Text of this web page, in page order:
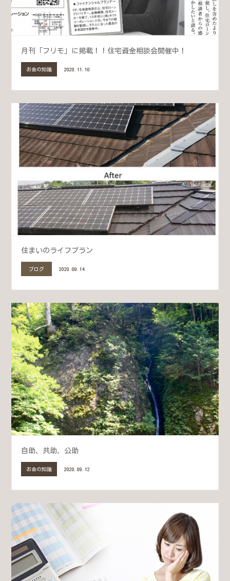
月刊「フリモ」に掲載！！住宅資金相談会開催中！
お金の知識 2020.11.10
住まいのライフプラン
ブログ 2020.09.14
自助、共助、公助
お金の知識 2020.09.12